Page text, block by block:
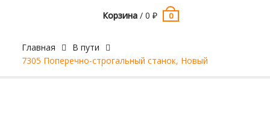
Корзина/ 0 ₽ 0
Главная
В пути
7305 Поперечно-строгальный станок, Новый